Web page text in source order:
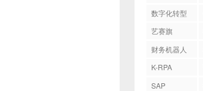
数字化转型
艺赛旗
财务机器人
K-RPA
SAP